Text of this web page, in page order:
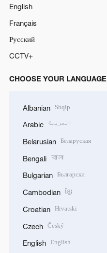
English
Français
Русский
CCTV+
CHOOSE YOUR LANGUAGE
Albanian Shqip
Arabic العربية
Belarusian Беларуская
Bengali বাংলা
Bulgarian Български
Cambodian ខ្មែរ
Croatian Hrvatski
Czech Český
English English